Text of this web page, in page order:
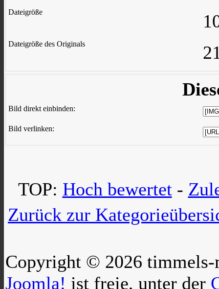
Dateigröße
Dateigröße des Originals
Bild direkt einbinden:
Bild verlinken:
TOP: Hoch bewertet-
Zurück zur
Copyright © 2026 timmels-
Joomla! ist freie, unter der